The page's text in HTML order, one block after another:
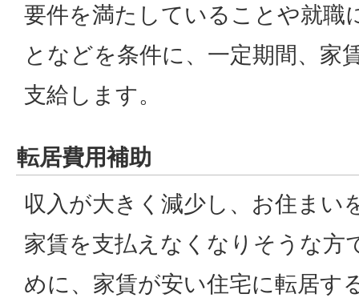
要件を満たしていることや就職
となどを条件に、一定期間、家
支給します。
転居費用補助
収入が大きく減少し、お住まい
家賃を支払えなくなりそうな方
めに、家賃が安い住宅に転居す